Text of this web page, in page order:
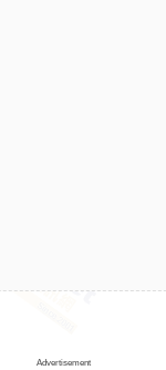
Advertisement